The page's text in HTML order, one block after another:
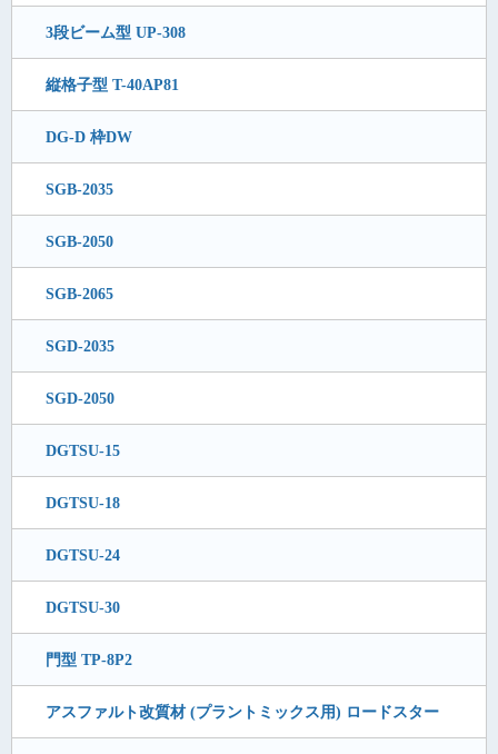
3段ビーム型 UP-308
縦格子型 T-40AP81
DG-D 枠DW
SGB-2035
SGB-2050
SGB-2065
SGD-2035
SGD-2050
DGTSU-15
DGTSU-18
DGTSU-24
DGTSU-30
門型 TP-8P2
アスファルト改質材 (プラントミックス用) ロードスター